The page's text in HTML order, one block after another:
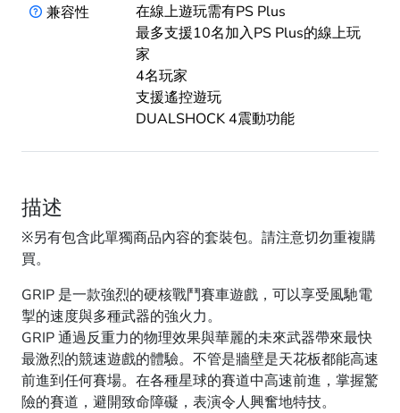
兼容性
在線上遊玩需有PS Plus
最多支援10名加入PS Plus的線上玩
家
4名玩家
支援遙控遊玩
DUALSHOCK 4震動功能
描述
※另有包含此單獨商品內容的套裝包。請注意切勿重複購
買。
GRIP 是一款強烈的硬核戰鬥賽車遊戲，可以享受風馳電
掣的速度與多種武器的強火力。
GRIP 通過反重力的物理效果與華麗的未來武器帶來最快
最激烈的競速遊戲的體驗。不管是牆壁是天花板都能高速
前進到任何賽場。在各種星球的賽道中高速前進，掌握驚
險的賽道，避開致命障礙，表演令人興奮地特技。